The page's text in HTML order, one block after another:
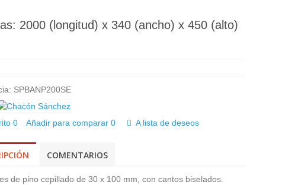
2000 (longitud) x 340 (ancho) x 450 (alto)
SPBANP200SE
0 Añadir para comparar 0 A lista de deseos
COMENTARIOS
de pino cepillado de 30 x 100 mm, con cantos biselados.